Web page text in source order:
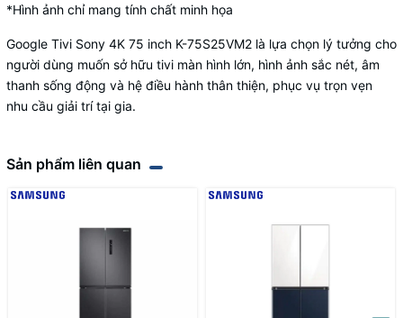
*Hình ảnh chỉ mang tính chất minh họa
Google Tivi Sony 4K 75 inch K-75S25VM2 là lựa chọn lý tưởng cho
người dùng muốn sở hữu tivi màn hình lớn, hình ảnh sắc nét, âm
thanh sống động và hệ điều hành thân thiện, phục vụ trọn vẹn
nhu cầu giải trí tại gia.
Sản phẩm liên quan